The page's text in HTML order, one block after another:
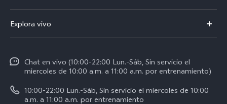
Y21d
Y38 5G
Y31 5G
Autenticación de IMEI
Manual del usuario
Explora vivo
La vida en vivo
Acerca de nosotros
Chat en vivo (10:00-22:00 Lun.-Sáb, Sin servicio el
miercoles de 10:00 a.m. a 11:00 a.m. por entrenamiento)
10:00-22:00 Lun.-Sáb, Sin servicio el miercoles de 10:00
a.m. a 11:00 a.m. por entrenamiento